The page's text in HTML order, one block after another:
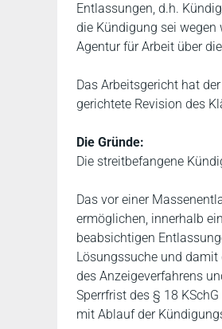
Entlassungen, d.h.
die Kündigung sei wegen
Agentur für Arbeit über
Das Arbeitsgericht hat
gerichtete Revision des
Die Gründe:
Die streitbefangene
Das vor einer
ermöglichen, innerhalb
beabsichtigen
Lösungssuche und damit
des Anzeigeverfahrens
Sperrfrist des § 18
mit Ablauf der